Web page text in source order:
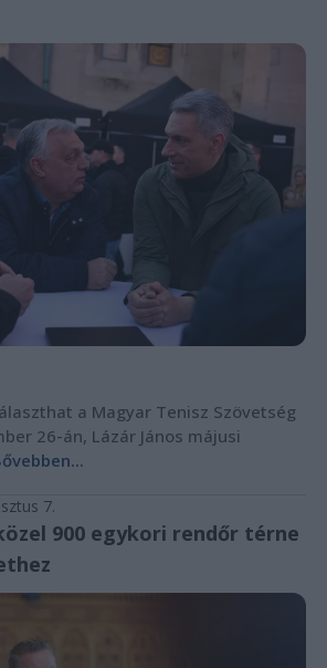
a Magyar Tenisz Szövetség
26-án, Lázár János májusi
7.
900 egykori rendőr térne